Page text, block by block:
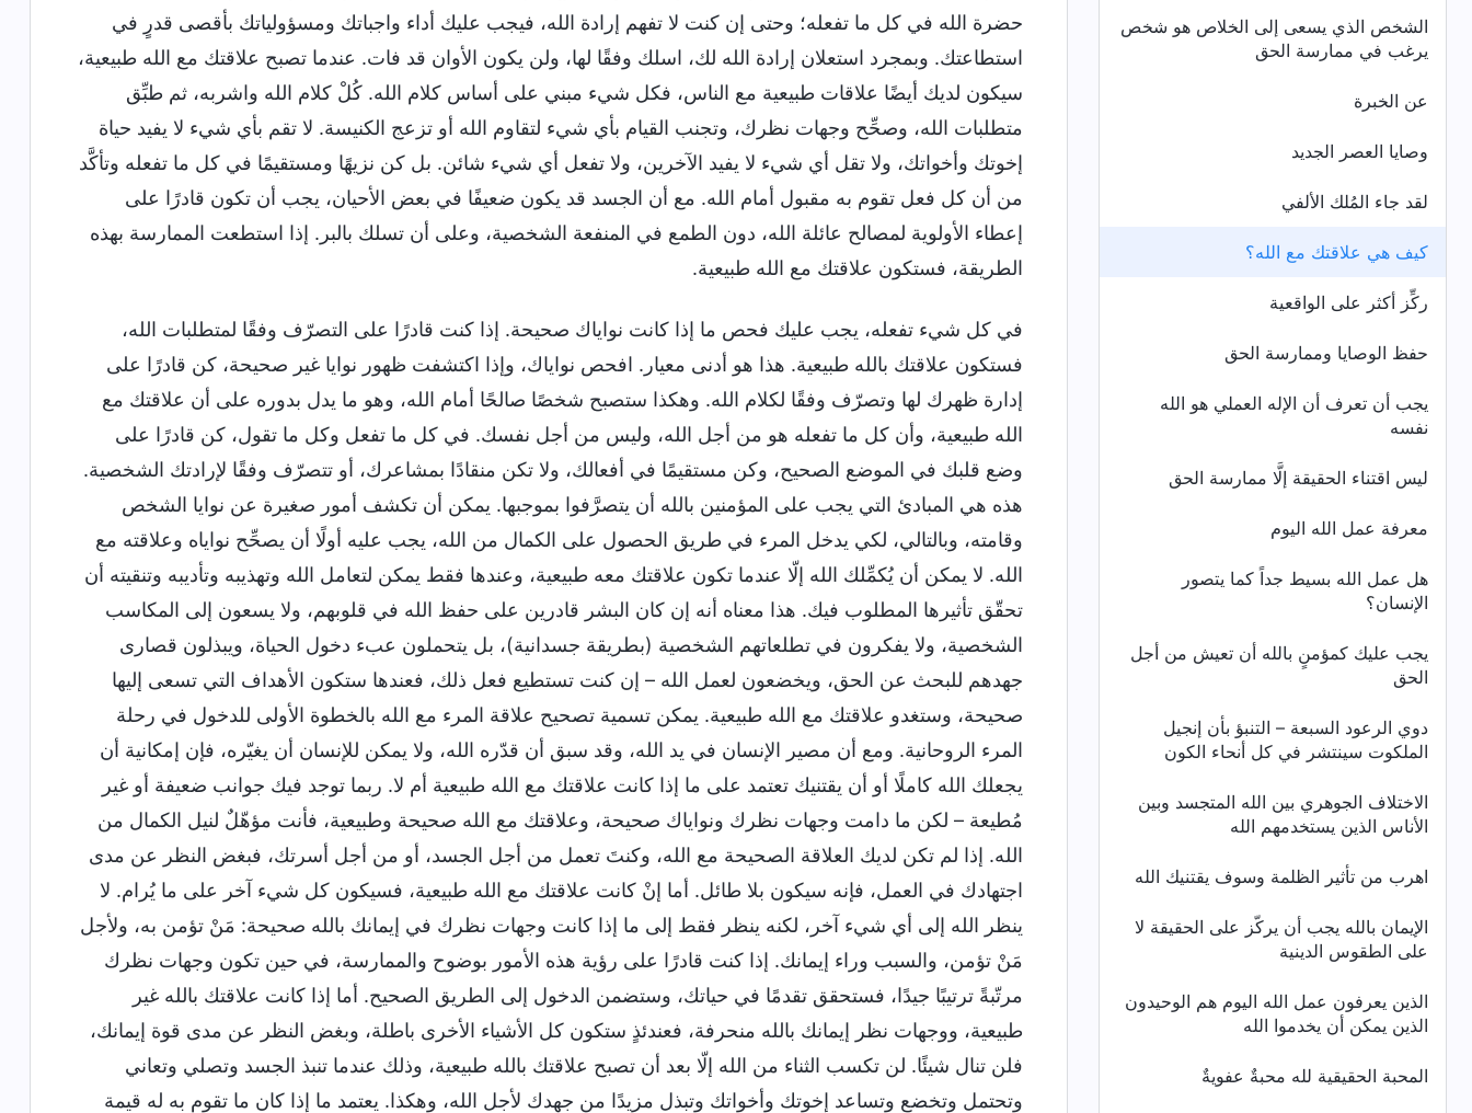
الشخص الذي يسعى إلى الخلاص هو شخص
يرغب في ممارسة الحق
عن الخبرة
وصايا العصر الجديد
لقد جاء المُلك الألفي
كيف هي علاقتك مع الله؟
ركِّز أكثر على الواقعية
حفظ الوصايا وممارسة الحق
يجب أن تعرف أن الإله العملي هو الله
نفسه
ليس اقتناء الحقيقة إلَّا ممارسة الحق
معرفة عمل الله اليوم
هل عمل الله بسيط جداً كما يتصور
الإنسان؟
يجب عليك كمؤمنٍ بالله أن تعيش من أجل
الحق
دوي الرعود السبعة – التنبؤ بأن إنجيل
الملكوت سينتشر في كل أنحاء الكون
الاختلاف الجوهري بين الله المتجسد وبين
الأناس الذين يستخدمهم الله
اهرب من تأثير الظلمة وسوف يقتنيك الله
الإيمان بالله يجب أن يركّز على الحقيقة لا
على الطقوس الدينية
الذين يعرفون عمل الله اليوم هم الوحيدون
الذين يمكن أن يخدموا الله
المحبة‌ ‌الحقيقية‌ ‌لله‌ ‌محبةٌ‌ ‌عفويةٌ‌
حضرة الله في كل ما تفعله؛ وحتى إن كنت لا تفهم إرادة الله، فيجب عليك أداء واجباتك ومسؤولياتك بأقصى قدرٍ في
استطاعتك. وبمجرد استعلان إرادة الله لك، اسلك وفقًا لها، ولن يكون الأوان قد فات. عندما تصبح علاقتك مع الله طبيعية،
سيكون لديك أيضًا علاقات طبيعية مع الناس، فكل شيء مبني على أساس كلام الله. كُلْ كلام الله واشربه، ثم طبِّق
متطلبات الله، وصحِّح وجهات نظرك، وتجنب القيام بأي شيء لتقاوم الله أو تزعج الكنيسة. لا تقم بأي شيء لا يفيد حياة
إخوتك وأخواتك، ولا تقل أي شيء لا يفيد الآخرين، ولا تفعل أي شيء شائن. بل كن نزيهًا ومستقيمًا في كل ما تفعله وتأكَّد
من أن كل فعل تقوم به مقبول أمام الله. مع أن الجسد قد يكون ضعيفًا في بعض الأحيان، يجب أن تكون قادرًا على
إعطاء الأولوية لمصالح عائلة الله، دون الطمع في المنفعة الشخصية، وعلى أن تسلك بالبر. إذا استطعت الممارسة بهذه
الطريقة، فستكون علاقتك مع الله طبيعية.
في كل شيء تفعله، يجب عليك فحص ما إذا كانت نواياك صحيحة. إذا كنت قادرًا على التصرّف وفقًا لمتطلبات الله،
فستكون علاقتك بالله طبيعية. هذا هو أدنى معيار. افحص نواياك، وإذا اكتشفت ظهور نوايا غير صحيحة، كن قادرًا على
إدارة ظهرك لها وتصرّف وفقًا لكلام الله. وهكذا ستصبح شخصًا صالحًا أمام الله، وهو ما يدل بدوره على أن علاقتك مع
الله طبيعية، وأن كل ما تفعله هو من أجل الله، وليس من أجل نفسك. في كل ما تفعل وكل ما تقول، كن قادرًا على
وضع قلبك في الموضع الصحيح، وكن مستقيمًا في أفعالك، ولا تكن منقادًا بمشاعرك، أو تتصرّف وفقًا لإرادتك الشخصية.
هذه هي المبادئ التي يجب على المؤمنين بالله أن يتصرَّفوا بموجبها. يمكن أن تكشف أمور صغيرة عن نوايا الشخص
وقامته، وبالتالي، لكي يدخل المرء في طريق الحصول على الكمال من الله، يجب عليه أولًا أن يصحِّح نواياه وعلاقته مع
الله. لا يمكن أن يُكمِّلك الله إلّا عندما تكون علاقتك معه طبيعية، وعندها فقط يمكن لتعامل الله وتهذيبه وتأديبه وتنقيته أن
تحقّق تأثيرها المطلوب فيك. هذا معناه أنه إن كان البشر قادرين على حفظ الله في قلوبهم، ولا يسعون إلى المكاسب
الشخصية، ولا يفكرون في تطلعاتهم الشخصية (بطريقة جسدانية)، بل يتحملون عبء دخول الحياة، ويبذلون قصارى
جهدهم للبحث عن الحق، ويخضعون لعمل الله – إن كنت تستطيع فعل ذلك، فعندها ستكون الأهداف التي تسعى إليها
صحيحة، وستغدو علاقتك مع الله طبيعية. يمكن تسمية تصحيح علاقة المرء مع الله بالخطوة الأولى للدخول في رحلة
المرء الروحانية. ومع أن مصير الإنسان في يد الله، وقد سبق أن قدّره الله، ولا يمكن للإنسان أن يغيّره، فإن إمكانية أن
يجعلك الله كاملًا أو أن يقتنيك تعتمد على ما إذا كانت علاقتك مع الله طبيعية أم لا. ربما توجد فيك جوانب ضعيفة أو غير
مُطيعة – لكن ما دامت وجهات نظرك ونواياك صحيحة، وعلاقتك مع الله صحيحة وطبيعية، فأنت مؤهّلٌ لنيل الكمال من
الله. إذا لم تكن لديك العلاقة الصحيحة مع الله، وكنتَ تعمل من أجل الجسد، أو من أجل أسرتك، فبغض النظر عن مدى
اجتهادك في العمل، فإنه سيكون بلا طائل. أما إنْ كانت علاقتك مع الله طبيعية، فسيكون كل شيء آخر على ما يُرام. لا
ينظر الله إلى أي شيء آخر، لكنه ينظر فقط إلى ما إذا كانت وجهات نظرك في إيمانك بالله صحيحة: مَنْ تؤمن به، ولأجل
مَنْ تؤمن، والسبب وراء إيمانك. إذا كنت قادرًا على رؤية هذه الأمور بوضوح والممارسة، في حين تكون وجهات نظرك
مرتّبةً ترتيبًا جيدًا، فستحقق تقدمًا في حياتك، وستضمن الدخول إلى الطريق الصحيح. أما إذا كانت علاقتك بالله غير
طبيعية، ووجهات نظر إيمانك بالله منحرفة، فعندئذٍ ستكون كل الأشياء الأخرى باطلة، وبغض النظر عن مدى قوة إيمانك،
فلن تنال شيئًا. لن تكسب الثناء من الله إلّا بعد أن تصبح علاقتك بالله طبيعية، وذلك عندما تنبذ الجسد وتصلي وتعاني
وتحتمل وتخضع وتساعد إخوتك وأخواتك وتبذل مزيدًا من جهدك لأجل الله، وهكذا. يعتمد ما إذا كان ما تقوم به له قيمة